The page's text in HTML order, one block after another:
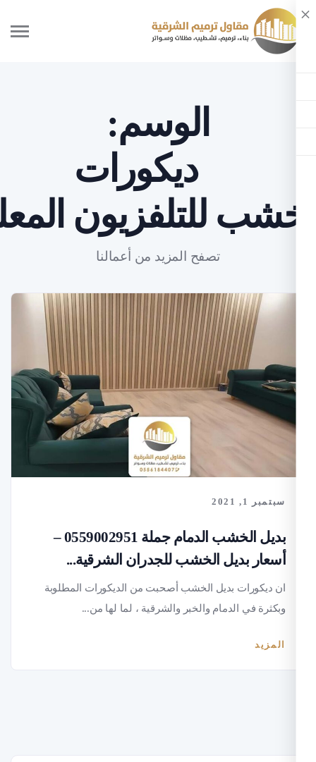
الوسم:
ديكورات
للتلفزيون المعلق
تصفح المزيد من أعمالنا
1, 2021
بديل الخشب الدمام جملة 0559002951 –
بديل الخشب للجدران الشرقية...
ديكورات بديل الخشب أصحبت من الديكورات المطلوبة
في الدمام والخبر والشرقية ، لما لها من...